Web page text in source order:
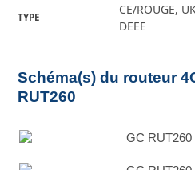
TYPE
CE/ROUGE,
DEEE
Schéma(s) du routeur
RUT260